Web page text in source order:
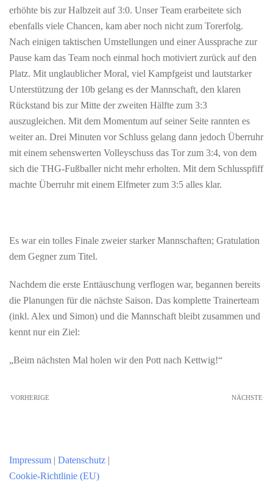
erhöhte bis zur Halbzeit auf 3:0. Unser Team erarbeitete sich
ebenfalls viele Chancen, kam aber noch nicht zum Torerfolg.
Nach einigen taktischen Umstellungen und einer Aussprache zur
Pause kam das Team noch einmal hoch motiviert zurück auf den
Platz. Mit unglaublicher Moral, viel Kampfgeist und lautstarker
Unterstützung der 10b gelang es der Mannschaft, den klaren
Rückstand bis zur Mitte der zweiten Hälfte zum 3:3
auszugleichen. Mit dem Momentum auf seiner Seite rannten es
weiter an. Drei Minuten vor Schluss gelang dann jedoch Überruhr
mit einem sehenswerten Volleyschuss das Tor zum 3:4, von dem
sich die THG-Fußballer nicht mehr erholten. Mit dem Schlusspfiff
machte Überruhr mit einem Elfmeter zum 3:5 alles klar.
Es war ein tolles Finale zweier starker Mannschaften; Gratulation
dem Gegner zum Titel.
Nachdem die erste Enttäuschung verflogen war, begannen bereits
die Planungen für die nächste Saison. Das komplette Trainerteam
(inkl. Alex und Simon) und die Mannschaft bleibt zusammen und
kennt nur ein Ziel:
„Beim nächsten Mal holen wir den Pott nach Kettwig!“
VORHERIGE NÄCHSTE
Impressum | Datenschutz |
Cookie-Richtlinie (EU)